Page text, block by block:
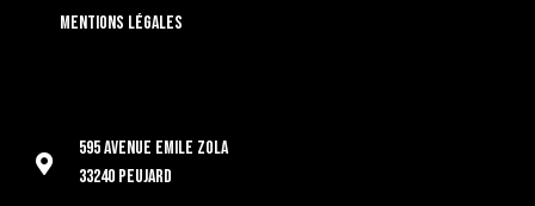
Mentions légales
595 Avenue Emile Zola
33240 Peujard